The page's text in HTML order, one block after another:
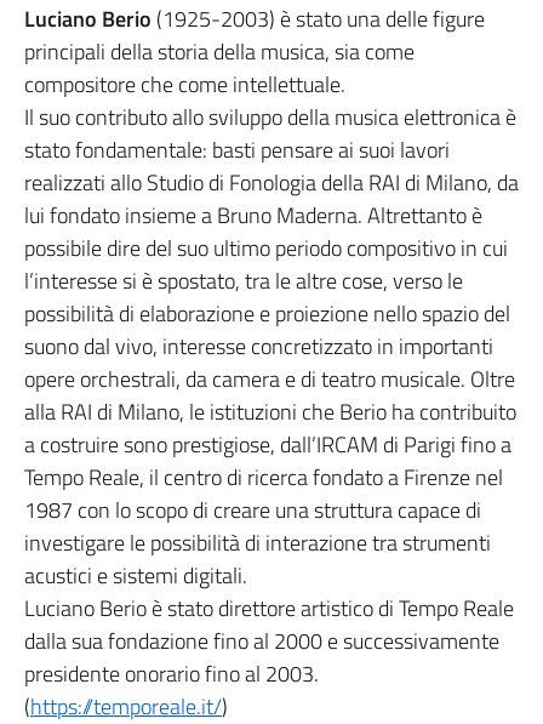
Luciano Berio (1925-2003) è stato una delle figure
principali della storia della musica, sia come
compositore che come intellettuale.
Il suo contributo allo sviluppo della musica elettronica è
stato fondamentale: basti pensare ai suoi lavori
realizzati allo Studio di Fonologia della RAI di Milano, da
lui fondato insieme a Bruno Maderna. Altrettanto è
possibile dire del suo ultimo periodo compositivo in cui
l’interesse si è spostato, tra le altre cose, verso le
possibilità di elaborazione e proiezione nello spazio del
suono dal vivo, interesse concretizzato in importanti
opere orchestrali, da camera e di teatro musicale. Oltre
alla RAI di Milano, le istituzioni che Berio ha contribuito
a costruire sono prestigiose, dall’IRCAM di Parigi fino a
Tempo Reale, il centro di ricerca fondato a Firenze nel
1987 con lo scopo di creare una struttura capace di
investigare le possibilità di interazione tra strumenti
acustici e sistemi digitali.
Luciano Berio è stato direttore artistico di Tempo Reale
dalla sua fondazione fino al 2000 e successivamente
presidente onorario fino al 2003.
(https://temporeale.it/)